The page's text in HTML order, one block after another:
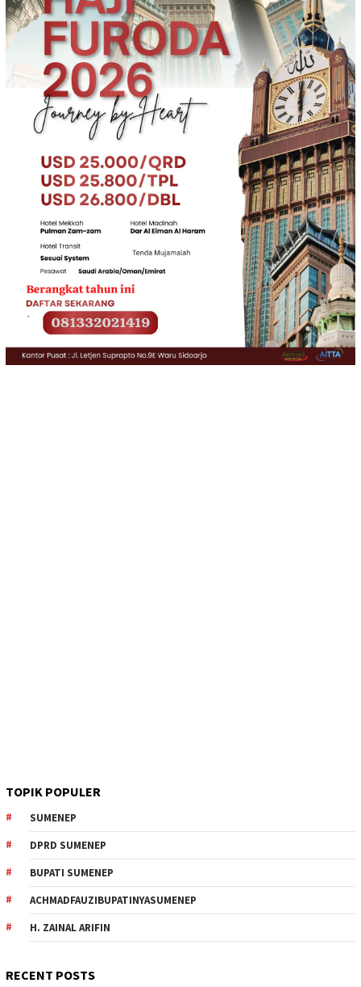
TOPIK POPULER
SUMENEP
DPRD SUMENEP
BUPATI SUMENEP
ACHMADFAUZIBUPATINYASUMENEP
H. ZAINAL ARIFIN
RECENT POSTS